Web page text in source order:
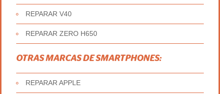
REPARAR V40
REPARAR ZERO H650
OTRAS MARCAS DE SMARTPHONES:
REPARAR APPLE